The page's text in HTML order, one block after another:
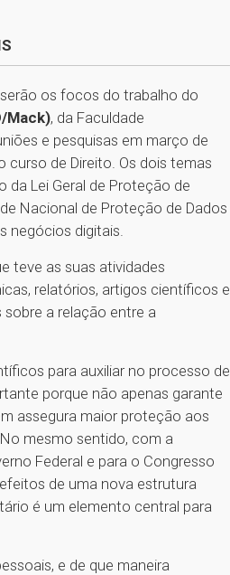
os focos do trabalho do
Mack), da Faculdade
e pesquisas em março de
de Direito. Os dois temas
da Lei Geral de Proteção de
Nacional de Proteção de Dados
negócios digitais.
teve as suas atividades
relatórios, artigos científicos e
a relação entre a
para auxiliar no processo de
porque não apenas garante
assegura maior proteção aos
mesmo sentido, com a
Federal e para o Congresso
de uma nova estrutura
é um elemento central para
e de que maneira